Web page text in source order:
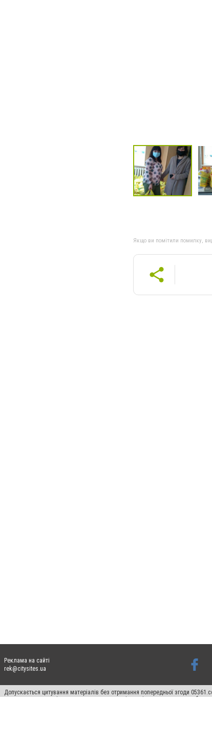
Якщо ви помітили помилку,
Реклама на сайті
rek@citysites.ua
Допускається цитування матеріалів без отримання попередньої згоди
пошукових систем гіперпосилання на цитовані статті не нижче другого